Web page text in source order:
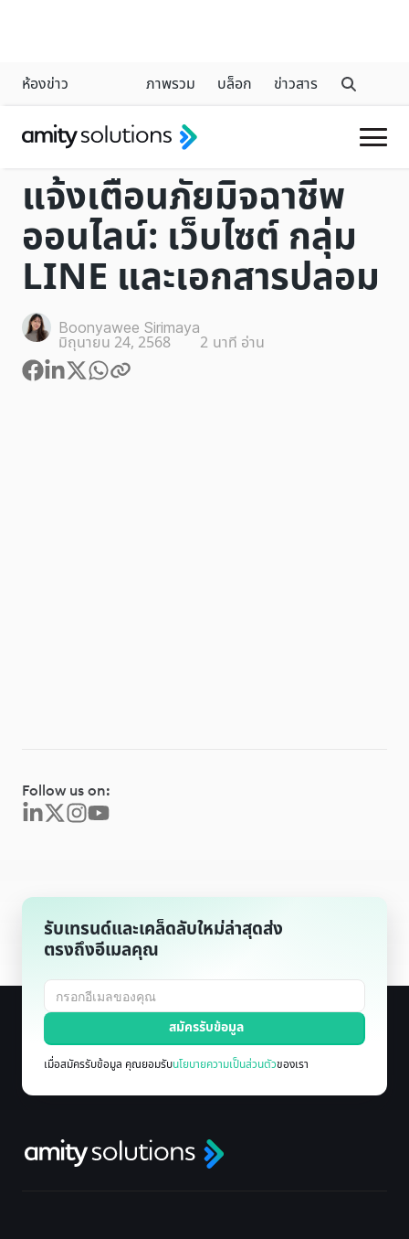
ห้องข่าว ภาพรวม บล็อก ข่าวสาร
INDUSTRY
แจ้งเตือนภัยมิจฉาชีพ
ออนไลน์: เว็บไซต์ กลุ่ม
LINE และเอกสารปลอม
Boonyawee Sirimaya
มิถุนายน 24, 2568 2 นาที อ่าน
Follow us on:
รับเทรนด์และเคล็ดลับใหม่ล่าสุดส่ง
ตรงถึงอีเมลคุณ
เมื่อสมัครรับข้อมูล คุณยอมรับนโยบายความเป็นส่วนตัวของเรา